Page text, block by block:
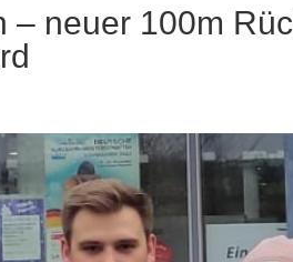
– neuer 100m